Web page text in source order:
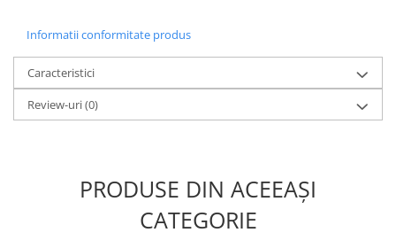
Odorizant toalera, wc
Odorizante camera
Rezerva aparate odorizante
Site odorizante pisoar
Informatii conformitate produs
Caracteristici
Review-uri(0)
PRODUSE DIN ACEEAȘI
CATEGORIE